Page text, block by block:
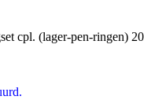
cpl. (lager-pen-ringen)